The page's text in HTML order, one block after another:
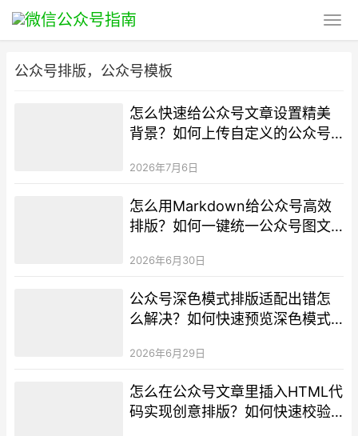
公众号排版，公众号模板
怎么快速给公众号文章设置精美
背景？如何上传自定义的公众号
2026年7月6日
怎么用Markdown给公众号高效
排版？如何一键统一公众号图文
2026年6月30日
公众号深色模式排版适配出错怎
么解决？如何快速预览深色模式
2026年6月29日
怎么在公众号文章里插入HTML代
码实现创意排版？如何快速校验